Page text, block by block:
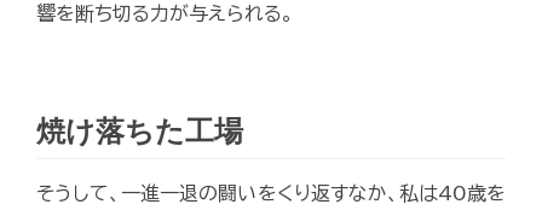
響を断ち切る力が与えられる。
焼け落ちた工場
そうして、一進一退の闘いをくり返すなか、私は40歳を